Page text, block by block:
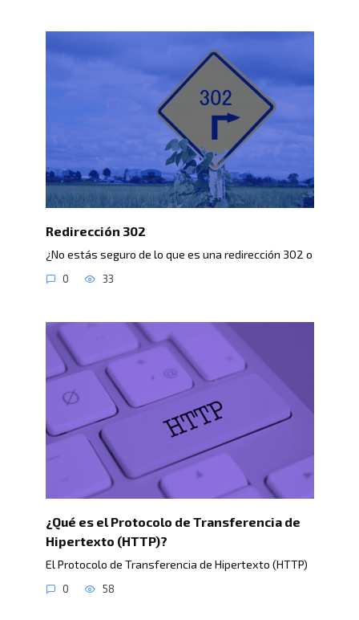
Redirección 302
¿No estás seguro de lo que es una redirección 302 o
0 33
¿Qué es el Protocolo de Transferencia de
Hipertexto (HTTP)?
El Protocolo de Transferencia de Hipertexto (HTTP)
0 58